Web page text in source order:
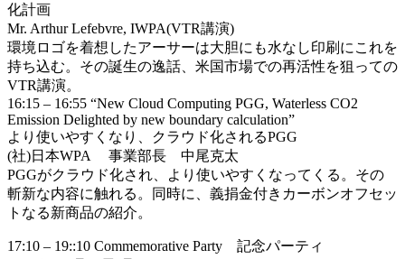
化計画
Mr. Arthur Lefebvre, IWPA(VTR講演)
環境ロゴを着想したアーサーは大胆にも水なし印刷にこれを
持ち込む。その誕生の逸話、米国市場での再活性を狙っての
VTR講演。
16:15 – 16:55 “New Cloud Computing PGG, Waterless CO2
Emission Delighted by new boundary calculation”
より使いやすくなり、クラウド化されるPGG
(社)日本WPA 事業部長 中尾克太
PGGがクラウド化され、より使いやすくなってくる。その
斬新な内容に触れる。同時に、義捐金付きカーボンオフセッ
トなる新商品の紹介。
17:10 – 19::10 Commemorative Party 記念パーティ